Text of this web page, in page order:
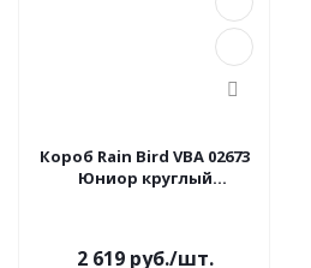
Короб Rain Bird VBA 02673
Юниор круглый
2 619руб./шт.